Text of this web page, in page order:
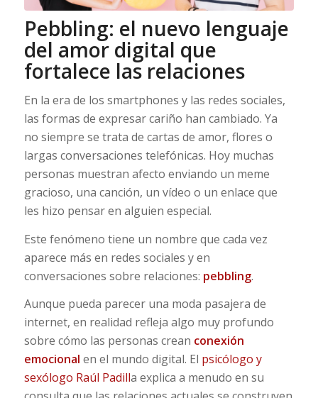
Pebbling: el nuevo lenguaje
del amor digital que
fortalece las relaciones
En la era de los smartphones y las redes sociales,
las formas de expresar cariño han cambiado. Ya
no siempre se trata de cartas de amor, flores o
largas conversaciones telefónicas. Hoy muchas
personas muestran afecto enviando un meme
gracioso, una canción, un vídeo o un enlace que
les hizo pensar en alguien especial.
Este fenómeno tiene un nombre que cada vez
aparece más en redes sociales y en
conversaciones sobre relaciones: pebbling.
Aunque pueda parecer una moda pasajera de
internet, en realidad refleja algo muy profundo
sobre cómo las personas crean conexión
emocional en el mundo digital. El psicólogo y
sexólogo Raúl Padilla explica a menudo en su